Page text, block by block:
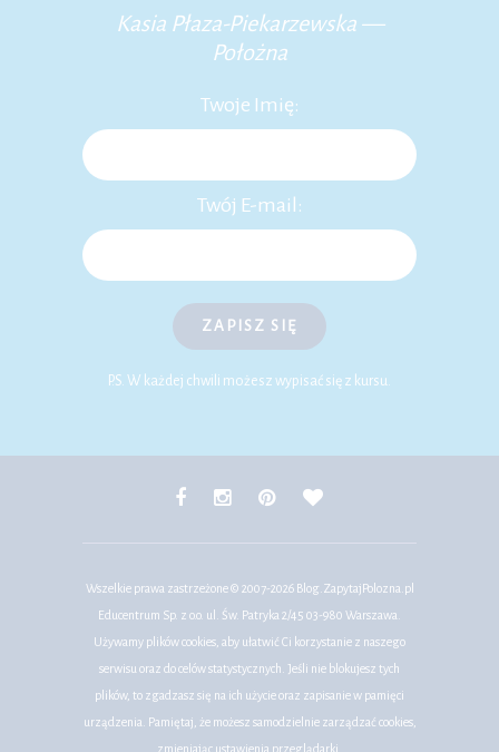
Kasia Płaza-Piekarzewska —
Położna
Twoje Imię:
Twój E-mail:
ZAPISZ SIĘ
P.S. W każdej chwili możesz wypisać się z kursu.
Wszelkie prawa zastrzeżone © 2007-2026 Blog.ZapytajPolozna.pl
Educentrum Sp. z o.o. ul. Św. Patryka 2/45 03-980 Warszawa.
Używamy plików cookies, aby ułatwić Ci korzystanie z naszego
serwisu oraz do celów statystycznych. Jeśli nie blokujesz tych
plików, to zgadzasz się na ich użycie oraz zapisanie w pamięci
urządzenia. Pamiętaj, że możesz samodzielnie zarządzać cookies,
zmieniając ustawienia przeglądarki.